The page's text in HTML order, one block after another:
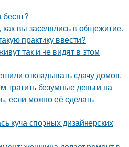
бесят?
вы заселялись в общежитие.
практику ввести?
так и не видят в этом
откладывать сдачу домов.
тратить безумные деньги на
если можно её сделать
куча спорных дизайнерских